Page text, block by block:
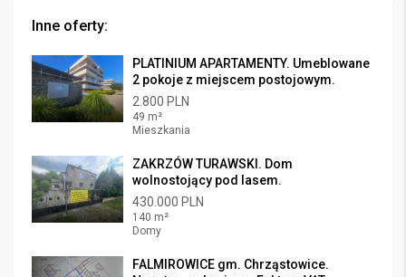
Inne oferty:
PLATINIUM APARTAMENTY. Umeblowane
2 pokoje z miejscem postojowym.
2.800 PLN
49 m²
Mieszkania
ZAKRZÓW TURAWSKI. Dom
wolnostojący pod lasem.
430.000 PLN
140 m²
Domy
FALMIROWICE gm. Chrząstowice.